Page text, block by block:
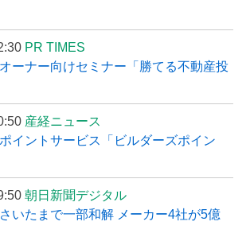
PR TIMES
ーナー向けセミナー「勝てる不動産投
産経ニュース
イントサービス「ビルダーズポイン
朝日新聞デジタル
いたまで一部和解 メーカー4社が5億